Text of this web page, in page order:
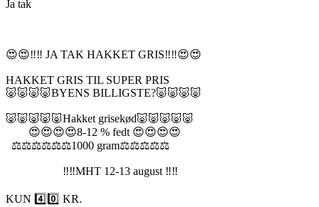
Ja tak
😍😍‼️‼️ JA TAK HAKKET GRIS‼️‼️😍😍
HAKKET GRIS TIL SUPER PRIS
🐷🐷🐷🐷BYENS BILLIGSTE?🐷🐷🐷🐷
🐷🐷🐷🐷🐷Hakket grisekød🐷🐷🐷🐷🐷
😍😍😍😍8-12 % fedt 😍😍😍😍
⚖️⚖️⚖️⚖️⚖️⚖️1000 gram⚖️⚖️⚖️⚖️⚖️
‼️‼️MHT 12-13 august ‼️‼️
KUN 4️⃣0️⃣ KR.